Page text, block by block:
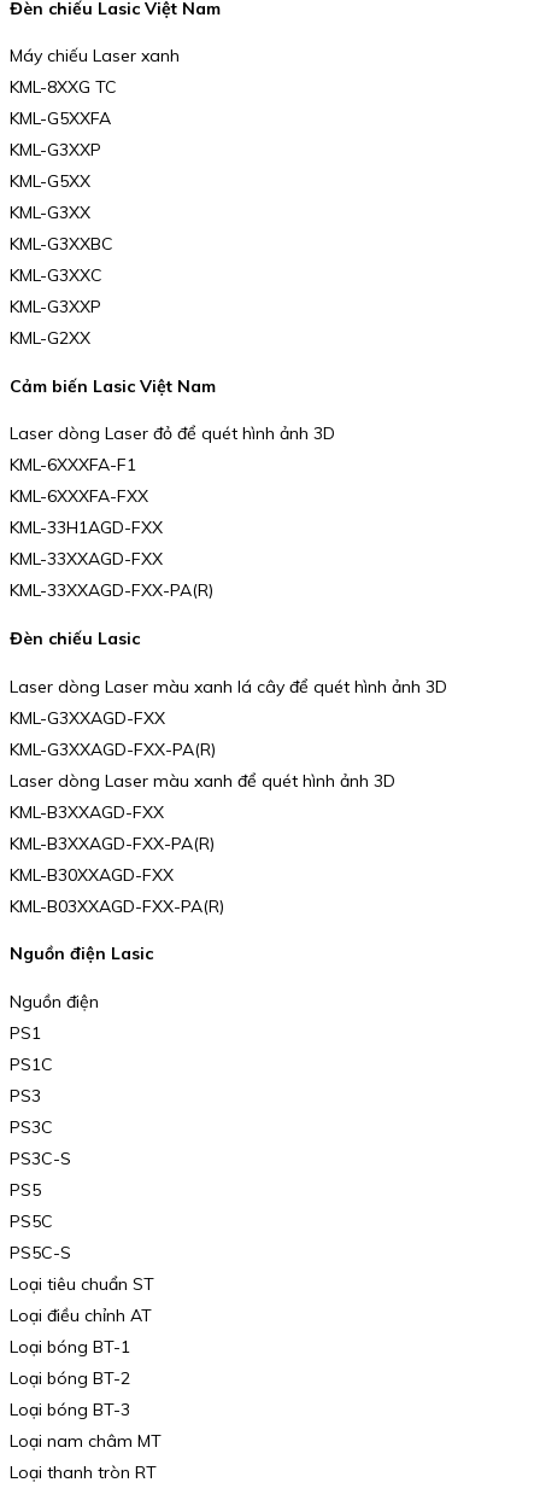
Đèn chiếu Lasic Việt Nam
Máy chiếu Laser xanh
KML-8XXG TC
KML-G5XXFA
KML-G3XXP
KML-G5XX
KML-G3XX
KML-G3XXBC
KML-G3XXC
KML-G3XXP
KML-G2XX
Cảm biến Lasic Việt Nam
Laser dòng Laser đỏ để quét hình ảnh 3D
KML-6XXXFA-F1
KML-6XXXFA-FXX
KML-33H1AGD-FXX
KML-33XXAGD-FXX
KML-33XXAGD-FXX-PA(R)
Đèn chiếu Lasic
Laser dòng Laser màu xanh lá cây để quét hình ảnh 3D
KML-G3XXAGD-FXX
KML-G3XXAGD-FXX-PA(R)
Laser dòng Laser màu xanh để quét hình ảnh 3D
KML-B3XXAGD-FXX
KML-B3XXAGD-FXX-PA(R)
KML-B30XXAGD-FXX
KML-B03XXAGD-FXX-PA(R)
Nguồn điện Lasic
Nguồn điện
PS1
PS1C
PS3
PS3C
PS3C-S
PS5
PS5C
PS5C-S
Loại tiêu chuẩn ST
Loại điều chỉnh AT
Loại bóng BT-1
Loại bóng BT-2
Loại bóng BT-3
Loại nam châm MT
Loại thanh tròn RT